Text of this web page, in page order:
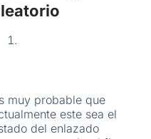
muy probable que
este sea el
del enlazado